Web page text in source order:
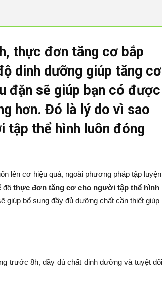
thực đơn tăng cơ bắp
dinh dưỡng giúp tăng cơ
đặn sẽ giúp bạn có được
hơn. Đó là lý do vì sao
tập thể hình luôn đóng
lên cơ hiệu quả, ngoài phương pháp tập luyện
độ thực đơn tăng cơ cho người tập thể hình
giúp bổ sung đầy đủ dưỡng chất cần thiết giúp
trước 8h, đầy đủ chất dinh dưỡng và tuyệt đối